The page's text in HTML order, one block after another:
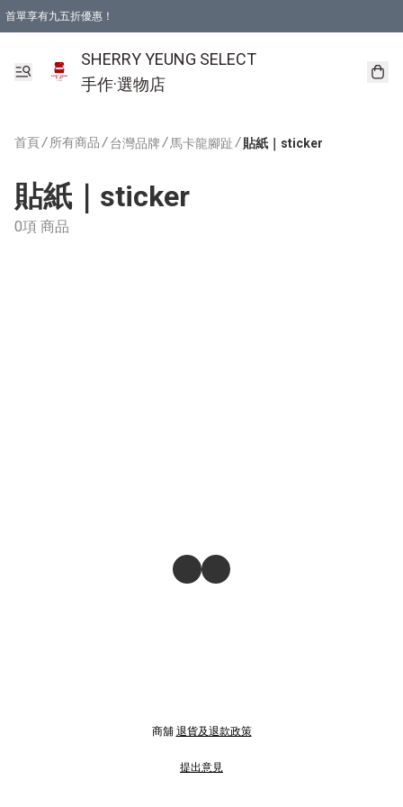
首單享有九五折優惠！
SHERRY YEUNG SELECT
手作·選物店
首頁/ 所有商品 / 台灣品牌 / 馬卡龍腳趾 / 貼紙｜sticker
貼紙｜sticker
0項 商品
商舖 退貨及退款政策
提出意見